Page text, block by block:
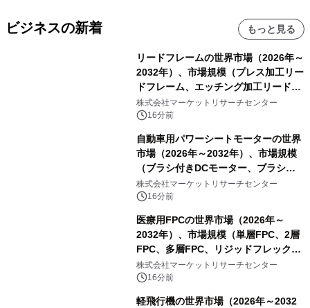
ビジネスの新着 もっと見る
リードフレームの世界市場（2026年～
2032年）、市場規模（プレス加工リー
ドフレーム、エッチング加工リードフ
レーム）・分析レポートを発表
株式会社マーケットリサーチセンター
16分前
自動車用パワーシートモーターの世界
市場（2026年～2032年）、市場規模
（ブラシ付きDCモーター、ブラシレ
スDCモーター）・分析レポートを発
表
株式会社マーケットリサーチセンター
16分前
医療用FPCの世界市場（2026年～
2032年）、市場規模（単層FPC、2層
FPC、多層FPC、リジッドフレックス
PCB）・分析レポートを発表
株式会社マーケットリサーチセンター
16分前
軽飛行機の世界市場（2026年～2032